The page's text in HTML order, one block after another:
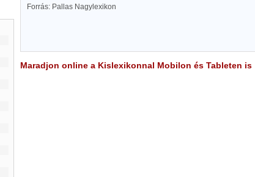
Forrás: Pallas Nagylexikon
Maradjon online a Kislexikonnal Mobilon és Tableten is